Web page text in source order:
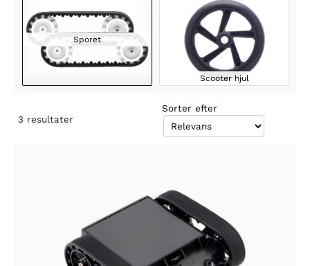
Sporet
Scooter hjul
3 resultater
Sorter efter